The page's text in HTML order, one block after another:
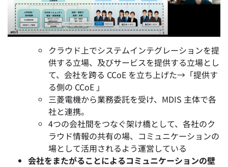
クラウド上でシステムインテグレーションを提
供する立場、及びサービスを提供する立場とし
て、会社を跨る CCoE を立ち上げた→「提供す
る側の CCoE 」
三菱電機から業務委託を受け、MDIS 主体で各
社と連携。
4つの会社間をつなぐ架け橋として、各社のク
ラウド情報の共有の場、コミュニケーションの
場として活用されるよう運営している
会社をまたがることによるコミュニケーションの壁